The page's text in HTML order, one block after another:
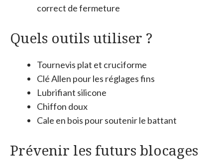
correct de fermeture
Quels outils utiliser ?
Tournevis plat et cruciforme
Clé Allen pour les réglages fins
Lubrifiant silicone
Chiffon doux
Cale en bois pour soutenir le battant
Prévenir les futurs blocages